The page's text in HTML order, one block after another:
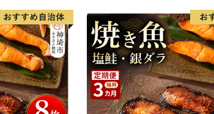
さと納税】(H032116)